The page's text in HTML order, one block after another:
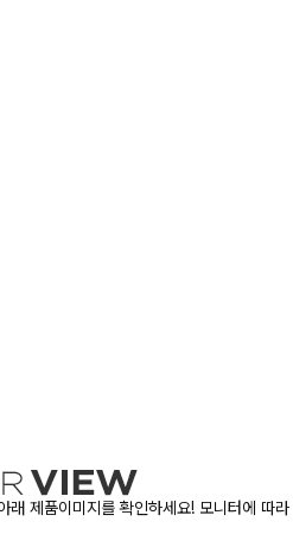
래 제품이미지를 확인하세요! 모니터에 따